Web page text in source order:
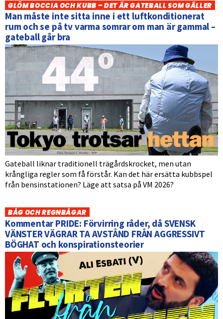
GLÖM BOCCIA OCH KUBB – DET ÄR GATEBALL SOM GÄLLER
Man måste inte sitta inne i ett luftkonditionerat
rum och se på tv varma somrar om man är gammal –
gateball går bra
Gateball liknar traditionell trägårdskrocket, men utan
krångliga regler som få förstår. Kan det här ersätta kubbspel
från bensinstationen? Läge att satsa på VM 2026?
BÅG OCH REGNBÅGAR
Kommentar PRIDE: Förvirring råder, då SVENSK
VÄNSTER VÄGRAR TA AVSTÅND FRÅN AGGRESSIVT
BÖGHAT och konspirationsteorier